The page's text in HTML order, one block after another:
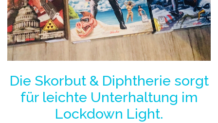
Die Skorbut & Diphtherie sorgt
für leichte Unterhaltung im
Lockdown Light.